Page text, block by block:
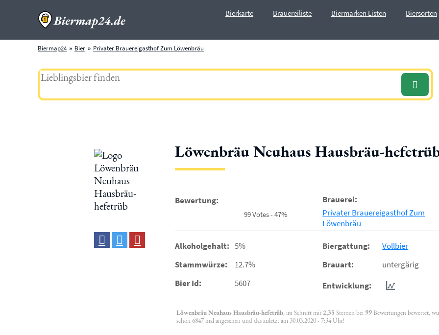
Bierkarte Brauereiliste Biermarken Listen Biersorten
Biermap24 Bier Privater Brauereigasthof Zum Löwenbräu
Löwenbräu Neuhaus Hausbräu-
Bewertung:
99 Votes - 47%
Brauerei:
Privater Brauereigasthof Zum
Löwenbräu
Alkoholgehalt: 5%
Stammwürze:
12.7%
Bier Id:
5607
Biergattung:
Vollbier
Brauart:
untergärig
Entwicklung:
Löwenbräu Neuhaus Hausbräu-hefetrüb, im Schnitt mit 2,35 Sternen bei 99Bewertungen bewertet,
schon 6847 mal angesehen und das zuletzt am 30.03.2020 - 7:34 Uhr!